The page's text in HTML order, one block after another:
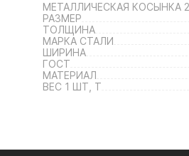
МЕТАЛЛИЧЕСКАЯ КОСЫНКА
РАЗМЕР
ТОЛЩИНА
МАРКА СТАЛИ
ШИРИНА
ГОСТ
МАТЕРИАЛ
ВЕС 1 ШТ, Т